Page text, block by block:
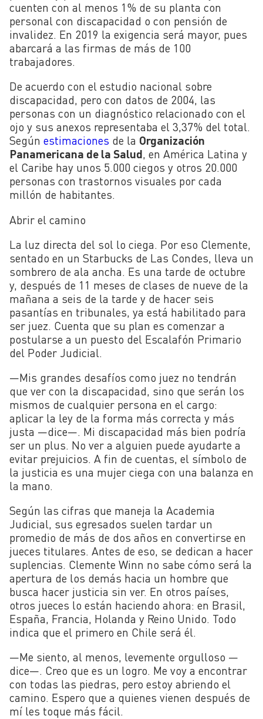
cuenten con al menos 1% de su planta con
personal con discapacidad o con pensión de
invalidez. En 2019 la exigencia será mayor, pues
abarcará a las firmas de más de 100
trabajadores.
De acuerdo con el estudio nacional sobre
discapacidad, pero con datos de 2004, las
personas con un diagnóstico relacionado con el
ojo y sus anexos representaba el 3,37% del total.
Según estimaciones de la Organización
Panamericana de la Salud, en América Latina y
el Caribe hay unos 5.000 ciegos y otros 20.000
personas con trastornos visuales por cada
millón de habitantes.
Abrir el camino
La luz directa del sol lo ciega. Por eso Clemente,
sentado en un Starbucks de Las Condes, lleva un
sombrero de ala ancha. Es una tarde de octubre
y, después de 11 meses de clases de nueve de la
mañana a seis de la tarde y de hacer seis
pasantías en tribunales, ya está habilitado para
ser juez. Cuenta que su plan es comenzar a
postularse a un puesto del Escalafón Primario
del Poder Judicial.
—Mis grandes desafíos como juez no tendrán
que ver con la discapacidad, sino que serán los
mismos de cualquier persona en el cargo:
aplicar la ley de la forma más correcta y más
justa —dice—. Mi discapacidad más bien podría
ser un plus. No ver a alguien puede ayudarte a
evitar prejuicios. A fin de cuentas, el símbolo de
la justicia es una mujer ciega con una balanza en
la mano.
Según las cifras que maneja la Academia
Judicial, sus egresados suelen tardar un
promedio de más de dos años en convertirse en
jueces titulares. Antes de eso, se dedican a hacer
suplencias. Clemente Winn no sabe cómo será la
apertura de los demás hacia un hombre que
busca hacer justicia sin ver. En otros países,
otros jueces lo están haciendo ahora: en Brasil,
España, Francia, Holanda y Reino Unido. Todo
indica que el primero en Chile será él.
—Me siento, al menos, levemente orgulloso —
dice—. Creo que es un logro. Me voy a encontrar
con todas las piedras, pero estoy abriendo el
camino. Espero que a quienes vienen después de
mí les toque más fácil.